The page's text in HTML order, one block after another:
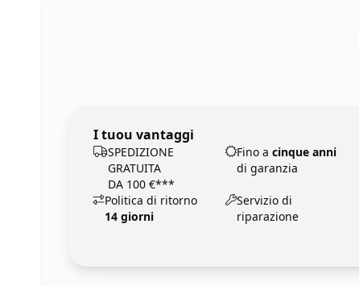
I tuou vantaggi
SPEDIZIONE
GRATUITA
DA 100 €***
Fino a cinque anni
di garanzia
Politica di ritorno
14 giorni
Servizio di
riparazione